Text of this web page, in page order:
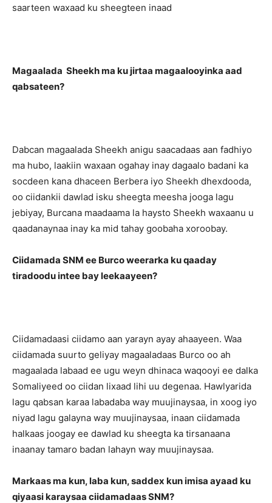
saarteen waxaad ku sheegteen inaad
Magaalada Sheekh ma ku jirtaa magaalooyinka aad
qabsateen?
Dabcan magaalada Sheekh anigu saacadaas aan fadhiyo
ma hubo, laakiin waxaan ogahay inay dagaalo badani ka
socdeen kana dhaceen Berbera iyo Sheekh dhexdooda,
oo ciidankii dawlad isku sheegta meesha jooga lagu
jebiyay, Burcana maadaama la haysto Sheekh waxaanu u
qaadanaynaa inay ka mid tahay goobaha xoroobay.
Ciidamada SNM ee Burco weerarka ku qaaday
tiradoodu intee bay leekaayeen?
Ciidamadaasi ciidamo aan yarayn ayay ahaayeen. Waa
ciidamada suurto geliyay magaaladaas Burco oo ah
magaalada labaad ee ugu weyn dhinaca waqooyi ee dalka
Somaliyeed oo ciidan lixaad lihi uu degenaa. Hawlyarida
lagu qabsan karaa labadaba way muujinaysaa, in xoog iyo
niyad lagu galayna way muujinaysaa, inaan ciidamada
halkaas joogay ee dawlad ku sheegta ka tirsanaana
inaanay tamaro badan lahayn way muujinaysaa.
Markaas ma kun, laba kun, saddex kun imisa ayaad ku
qiyaasi karaysaa ciidamadaas SNM?